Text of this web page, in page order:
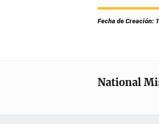
Fecha de Creación:
National